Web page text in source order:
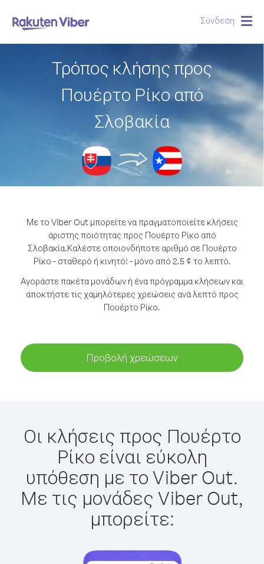
Σύνδεση
Τρόπος κλήσης προς
Πουέρτο Ρίκο από
Σλοβακία
Με το Viber Out μπορείτε να πραγματοποιείτε κλήσεις
άριστης ποιότητας προς Πουέρτο Ρίκο από
Σλοβακία.Καλέστε οποιονδήποτε αριθμό σε Πουέρτο
Ρίκο - σταθερό ή κινητό! - μόνο από 2.5 ¢ το λεπτό.
Αγοράστε πακέτα μονάδων ή ένα πρόγραμμα κλήσεων και
αποκτήστε τις χαμηλότερες χρεώσεις ανά λεπτό προς
Πουέρτο Ρίκο.
Προβολή χρεώσεων
Οι κλήσεις προς Πουέρτο
Ρίκο είναι εύκολη
υπόθεση με το Viber Out.
Με τις μονάδες Viber Out,
μπορείτε: